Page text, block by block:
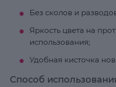
Без сколов и
Яркость цвета на
использования;
Удобная кисточка
Способ